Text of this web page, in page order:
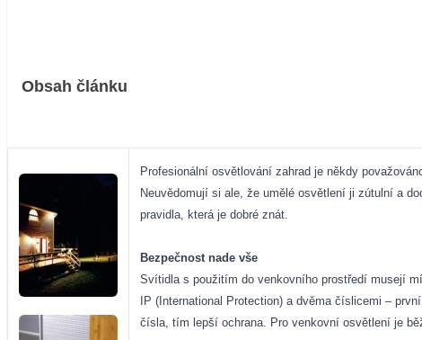
Obsah článku
Profesionální osvětlování zahrad je někdy
Neuvědomují si ale, že umělé osvětlení ji zútulní a
pravidla, která je dobré znát.
Bezpečnost nade vše
Svítidla s použitím do venkovního prostředí musejí
IP (International Protection) a dvěma číslicemi –
čísla, tím lepší ochrana. Pro venkovní osvětlení je